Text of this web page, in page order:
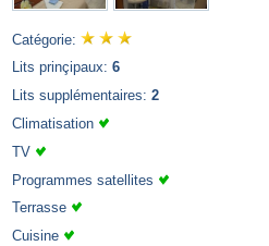
Catégorie:
Lits prinçipaux: 6
Lits supplémentaires: 2
Climatisation
TV
Programmes satellites
Terrasse
Cuisine